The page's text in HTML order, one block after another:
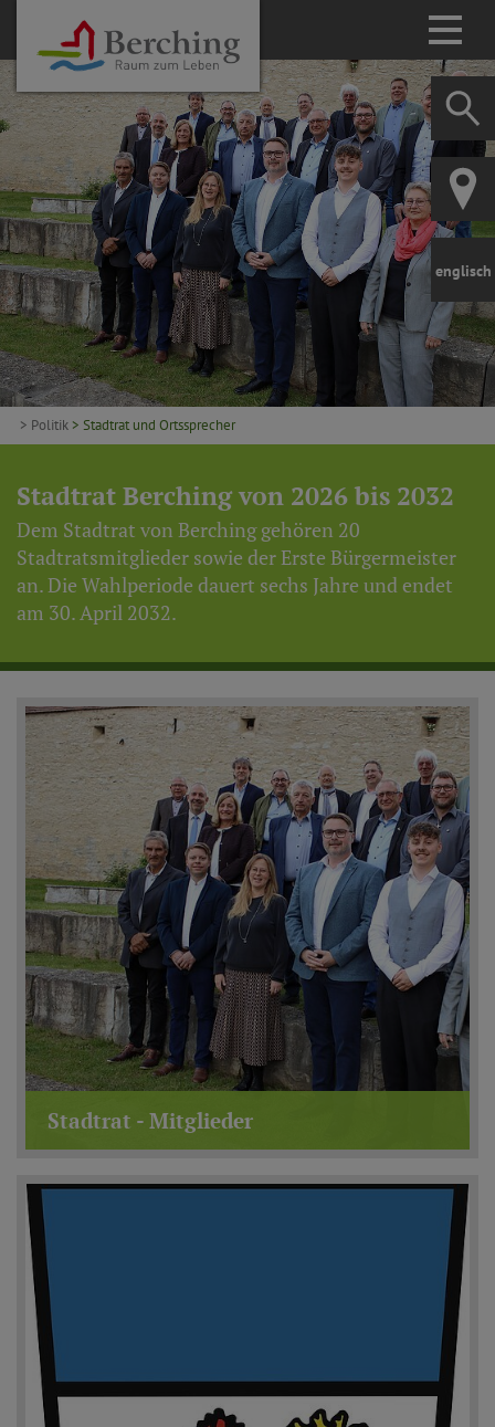
englisch
> Politik > Stadtrat und Ortssprecher
Stadtrat Berching von 2026 bis 2032
Dem Stadtrat von Berching gehören 20
Stadtratsmitglieder sowie der Erste Bürgermeister
an. Die Wahlperiode dauert sechs Jahre und endet
am 30. April 2032.
Stadtrat - Mitglieder